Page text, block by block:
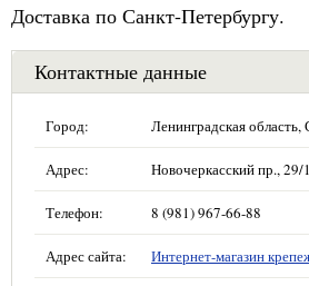
Доставка по Санкт-Петербургу.
Контактные данные
Город: Ленинградская
Адрес: Новочеркасский пр., 29/
Телефон: 8 (981) 967-66-88
Адрес сайта: Интернет-магазин